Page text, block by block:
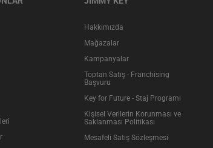
Hakkımızda
Mağazalar
Kampanyalar
Toptan Satış - Franchising
Başvuru
Key for Future - Staj Programı
Kişisel Verilerin Korunması ve
Saklanması Politikası
Mesafeli Satış Sözleşmesi